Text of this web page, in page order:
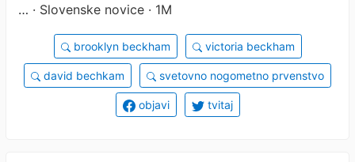
… · Slovenske novice · 1M
brooklyn beckham victoria beckham
david bechkam svetovno nogometno prvenstvo
objavi tvitaj